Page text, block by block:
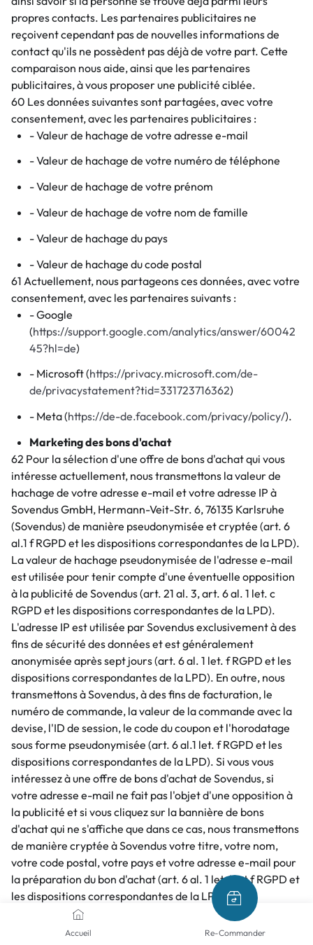
propres contacts. Les partenaires publicitaires ne
reçoivent cependant pas de nouvelles informations de
contact qu'ils ne possèdent pas déjà de votre part. Cette
comparaison nous aide, ainsi que les partenaires
publicitaires, à vous proposer une publicité ciblée.
60 Les données suivantes sont partagées, avec votre
consentement, avec les partenaires publicitaires :
- Valeur de hachage de votre adresse e-mail
- Valeur de hachage de votre numéro de téléphone
- Valeur de hachage de votre prénom
- Valeur de hachage de votre nom de famille
- Valeur de hachage du pays
- Valeur de hachage du code postal
61 Actuellement, nous partageons ces données, avec votre
consentement, avec les partenaires suivants :
- Google
(https://support.google.com/analytics/answer/60042
45?hl=de)
- Microsoft (https://privacy.microsoft.com/de-
de/privacystatement?tid=331723716362)
- Meta (https://de-de.facebook.com/privacy/policy/).
Marketing des bons d'achat
62 Pour la sélection d'une offre de bons d'achat qui vous
intéresse actuellement, nous transmettons la valeur de
hachage de votre adresse e-mail et votre adresse IP à
Sovendus GmbH, Hermann-Veit-Str. 6, 76135 Karlsruhe
(Sovendus) de manière pseudonymisée et cryptée (art. 6
al.1 f RGPD et les dispositions correspondantes de la LPD).
La valeur de hachage pseudonymisée de l'adresse e-mail
est utilisée pour tenir compte d'une éventuelle opposition
à la publicité de Sovendus (art. 21 al. 3, art. 6 al. 1 let. c
RGPD et les dispositions correspondantes de la LPD).
L'adresse IP est utilisée par Sovendus exclusivement à des
fins de sécurité des données et est généralement
anonymisée après sept jours (art. 6 al. 1 let. f RGPD et les
dispositions correspondantes de la LPD). En outre, nous
transmettons à Sovendus, à des fins de facturation, le
numéro de commande, la valeur de la commande avec la
devise, l'ID de session, le code du coupon et l'horodatage
sous forme pseudonymisée (art. 6 al.1 let. f RGPD et les
dispositions correspondantes de la LPD). Si vous vous
intéressez à une offre de bons d'achat de Sovendus, si
votre adresse e-mail ne fait pas l'objet d'une opposition à
la publicité et si vous cliquez sur la bannière de bons
d'achat qui ne s'affiche que dans ce cas, nous transmettons
de manière cryptée à Sovendus votre titre, votre nom,
votre code postal, votre pays et votre adresse e-mail pour
la préparation du bon d'achat (art. 6 al. 1 let. b et f RGPD et
les dispositions correspondantes de la LPD).
63 Pour plus d'informations sur le traitement de vos
données par Sovendus, veuillez consulter les informations
Accueil Re-Commander